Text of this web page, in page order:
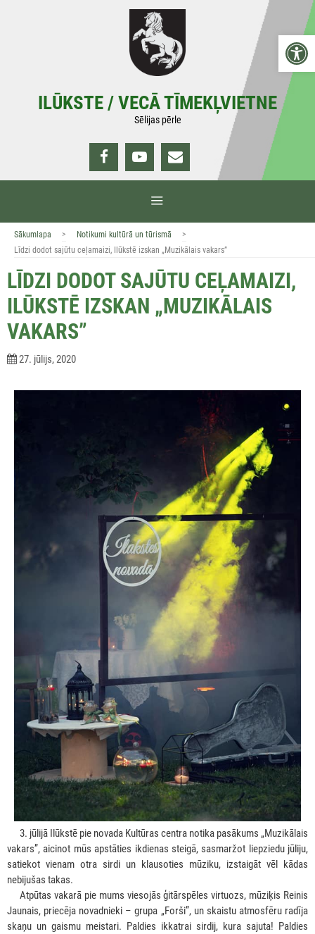
ILŪKSTE / VECĀ TĪMEKĻVIETNE
Sēlijas pērle
Sākumlapa > Notikumi kultūrā un tūrismā
>
Līdzi dodot sajūtu ceļamaizi, Ilūkstē izskan „Muzikālais vakars”
LĪDZI DODOT SAJŪTU CEĻAMAIZI,
ILŪKSTĒ IZSKAN „MUZIKĀLAIS
VAKARS”
27. jūlijs, 2020
3. jūlijā Ilūkstē pie novada Kultūras centra notika pasākums „Muzikālais
vakars”, aicinot mūs apstāties ikdienas steigā, sasmaržot liepziedu jūliju,
satiekot vienam otra sirdi un klausoties mūziku, izstaigāt vēl kādas
nebijušas takas.
Atpūtas vakarā pie mums viesojās ģitārspēles virtuozs, mūziķis Reinis
Jaunais, priecēja novadnieki – grupa „Forši”, un skaistu atmosfēru radīja
skaņu un gaismu meistari. Paldies ikkatrai sirdij, kura sajuta! Paldies